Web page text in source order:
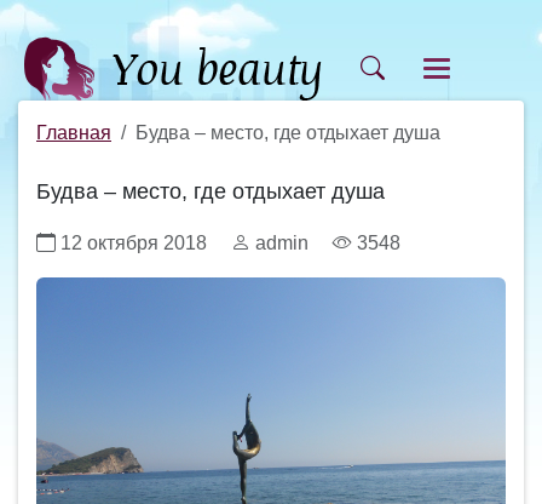
Главная Будва – место, где отдыхает душа
Будва – место, где отдыхает душа
12 октября 2018 admin 3548